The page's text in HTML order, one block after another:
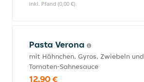
inkl. Pfand (0,00 €)
Pasta Verona
mit Hähnchen, Gyros, Zwiebeln und
Tomaten-Sahnesauce
12,90 €